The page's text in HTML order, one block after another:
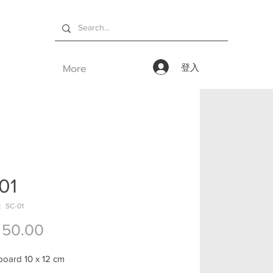
More 登入
SC-01
價格
10 x 12 cm